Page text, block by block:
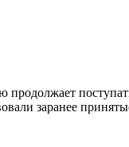
заранее